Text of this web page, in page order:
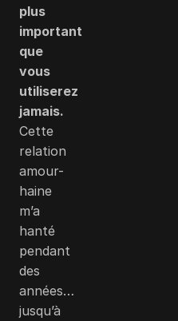
plus
important
que
vous
utiliserez
jamais.
Cette
relation
amour-
haine
m’a
hanté
pendant
des
années…
jusqu’à